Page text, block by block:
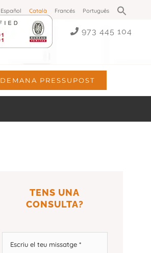
Español Català Francés Português
973 445 104
DEMANA PRESSUPOST
TENS UNA
CONSULTA?